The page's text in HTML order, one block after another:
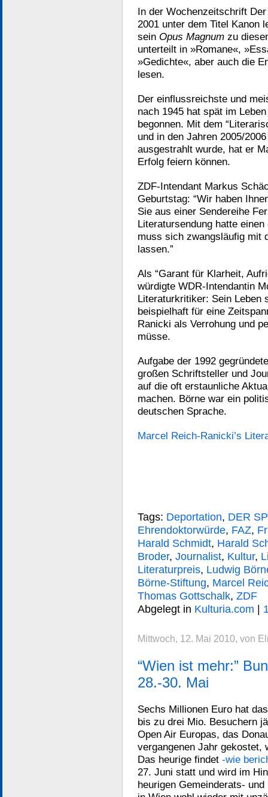
In der Wochenzeitschrift
2001 unter dem Titel Kanon
sein Opus Magnum zu
unterteilt in »Romane«,
»Gedichte«, aber auch die
lesen.
Der einflussreichste und
nach 1945 hat spät im
begonnen. Mit dem
und in den Jahren 2005/
ausgestrahlt wurde, hat er
Erfolg feiern können.
ZDF-Intendant Markus
Geburtstag: “Wir haben
Sie aus einer Sendereihe
Literatursendung hatte
muss sich zwangsläufig mit
lassen.”
Als “Garant für Klarheit,
würdigte WDR-Intendantin
Literaturkritiker: Sein Leben
beispielhaft für eine
Ranicki als Verrohung und
müsse.
Aufgabe der 1992
großen Schriftsteller und
auf die oft erstaunliche
machen. Börne war ein
deutschen Sprache.
Marcel Reich-Ranicki’s
Tags: Deportation, DER
Ehrendoktorwürde, FAZ,
Harald Schmidt, Harald
Broder, Journalist, Kultur,
Literaturpreis, Ludwig
Börne-Stiftung, Marcel
Thomas Gottschalk, ZDF
Abgelegt in Kulturia.com |
Mittwoch, 12. Mai 2010, von
“Wien ist mehr:”
28.-30. Mai
Sechs Millionen Euro hat
bis zu drei Mio. Besuchern
Open Air Europas, das
vergangenen Jahr gekostet,
Das heurige findet -wie
27. Juni statt und wird im
heurigen Gemeinderats- und